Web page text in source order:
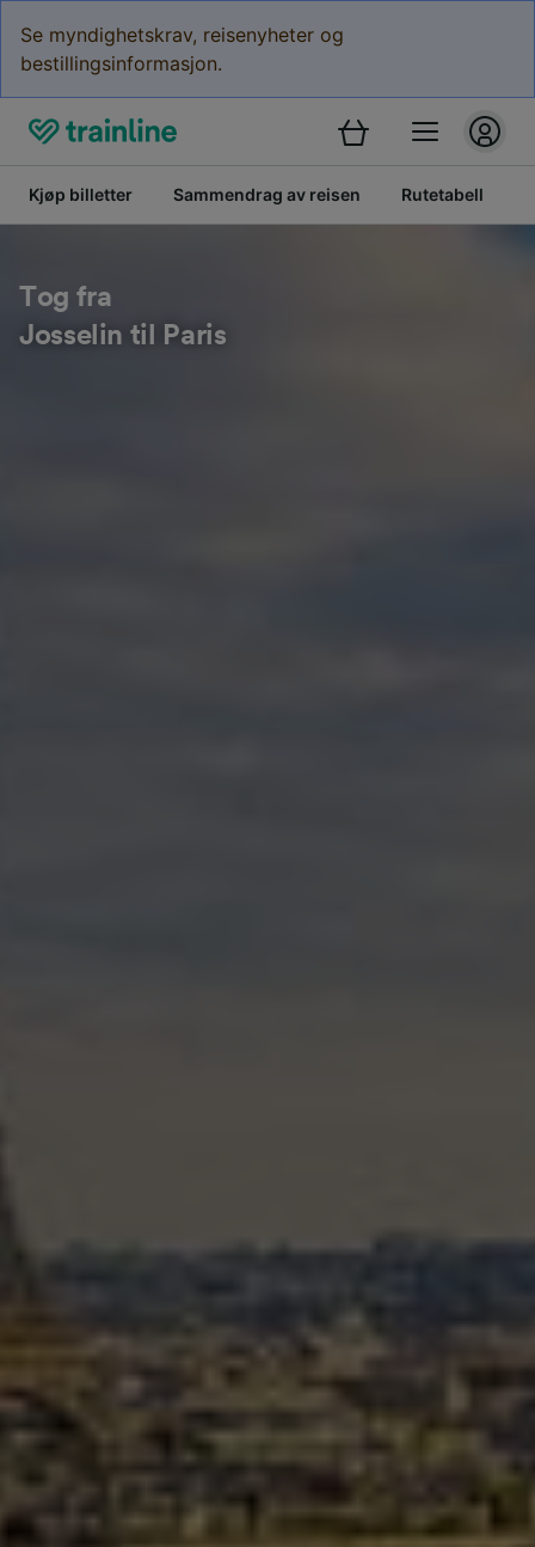
Se myndighetskrav, reisenyheter og
bestillingsinformasjon.
Kjøp billetter Sammendrag av reisen Rutetabell
Tog fra
Josselin til Paris